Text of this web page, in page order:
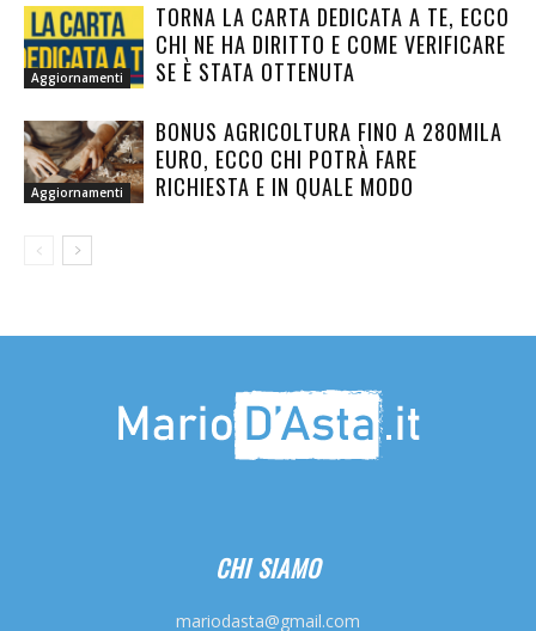
Aggiornamenti
TORNA LA CARTA DEDICATA A TE, ECCO
CHI NE HA DIRITTO E COME VERIFICARE
SE È STATA OTTENUTA
Aggiornamenti
BONUS AGRICOLTURA FINO A 280MILA
EURO, ECCO CHI POTRÀ FARE
RICHIESTA E IN QUALE MODO
CHI SIAMO
mariodasta@gmail.com